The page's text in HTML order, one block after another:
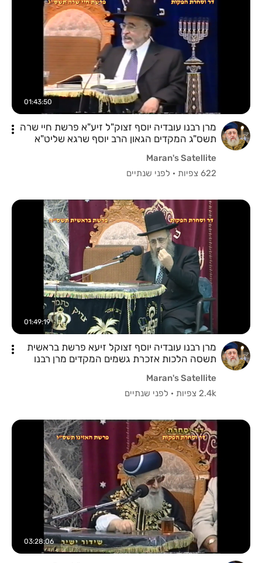
01:43:50
מרן רבנו עובדיה יוסף זצוק"ל זיע"א פרשת חיי שרה
תשס"ג המקדים הגאון הרב יוסף שרגא שליט"א
Maran's Satellite
622 צפיות
· לפני שנתיים
01:49:19
מרן רבנו עובדיה יוסף זצוקל זיעא פרשת בראשית
תשסה הלכות אזכרת גשמים המקדים מרן רבנו
Maran's Satellite
2.4k צפיות
· לפני שנתיים
03:28:06